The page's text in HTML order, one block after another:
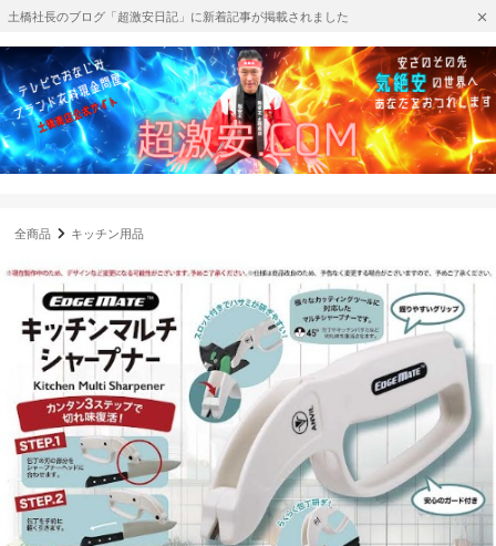
土橋社長のブログ「超激安日記」に新着記事が掲載されました
全商品 キッチン用品